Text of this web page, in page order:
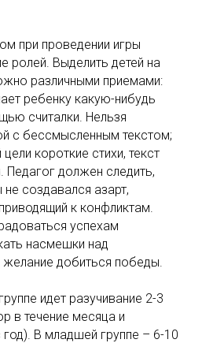
при проведении игры
ролей. Выделить детей на
различными приемами:
ребенку какую-нибудь
считалки. Нельзя
с бессмысленным текстом;
короткие стихи, текст
Педагог должен следить,
создавался азарт,
к конфликтам.
успехам
насмешки над
добиться победы.
идет разучивание 2-3
в течение месяца и
год). В младшей группе – 6-10